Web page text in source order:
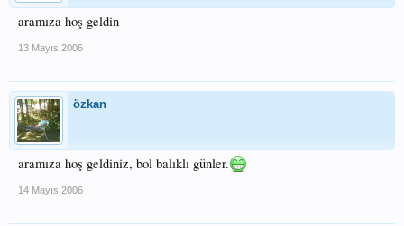
aramıza hoş geldin
13 Mayıs 2006
özkan
aramıza hoş geldiniz, bol balıklı günler.
14 Mayıs 2006